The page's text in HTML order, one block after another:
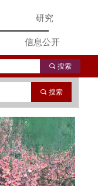
信息公开
研究
끠 搜索
끠 搜索